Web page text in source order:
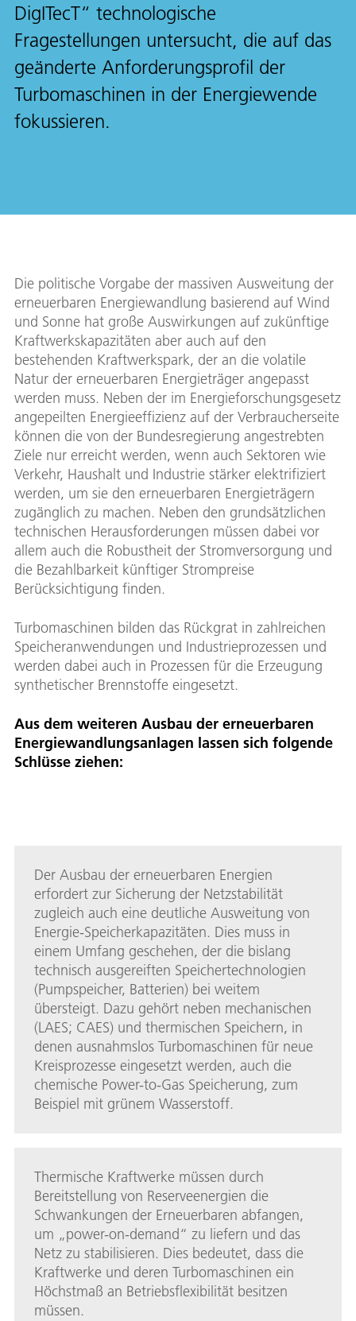
DigITecT“ technologische
Fragestellungen untersucht, die auf das
geänderte Anforderungsprofil der
Turbomaschinen in der Energiewende
fokussieren.
Die politische Vorgabe der massiven Ausweitung der
erneuerbaren Energiewandlung basierend auf Wind
und Sonne hat große Auswirkungen auf zukünftige
Kraftwerkskapazitäten aber auch auf den
bestehenden Kraftwerkspark, der an die volatile
Natur der erneuerbaren Energieträger angepasst
werden muss. Neben der im Energieforschungsgesetz
angepeilten Energieeffizienz auf der Verbraucherseite
können die von der Bundesregierung angestrebten
Ziele nur erreicht werden, wenn auch Sektoren wie
Verkehr, Haushalt und Industrie stärker elektrifiziert
werden, um sie den erneuerbaren Energieträgern
zugänglich zu machen. Neben den grundsätzlichen
technischen Herausforderungen müssen dabei vor
allem auch die Robustheit der Stromversorgung und
die Bezahlbarkeit künftiger Strompreise
Berücksichtigung finden.
Turbomaschinen bilden das Rückgrat in zahlreichen
Speicheranwendungen und Industrieprozessen und
werden dabei auch in Prozessen für die Erzeugung
synthetischer Brennstoffe eingesetzt.
Aus dem weiteren Ausbau der erneuerbaren
Energiewandlungsanlagen lassen sich folgende
Schlüsse ziehen:
Der Ausbau der erneuerbaren Energien
erfordert zur Sicherung der Netzstabilität
zugleich auch eine deutliche Ausweitung von
Energie-Speicherkapazitäten. Dies muss in
einem Umfang geschehen, der die bislang
technisch ausgereiften Speichertechnologien
(Pumpspeicher, Batterien) bei weitem
übersteigt. Dazu gehört neben mechanischen
(LAES; CAES) und thermischen Speichern, in
denen ausnahmslos Turbomaschinen für neue
Kreisprozesse eingesetzt werden, auch die
chemische Power-to-Gas Speicherung, zum
Beispiel mit grünem Wasserstoff.
Thermische Kraftwerke müssen durch
Bereitstellung von Reserveenergien die
Schwankungen der Erneuerbaren abfangen,
um „power-on-demand“ zu liefern und das
Netz zu stabilisieren. Dies bedeutet, dass die
Kraftwerke und deren Turbomaschinen ein
Höchstmaß an Betriebsflexibilität besitzen
müssen.